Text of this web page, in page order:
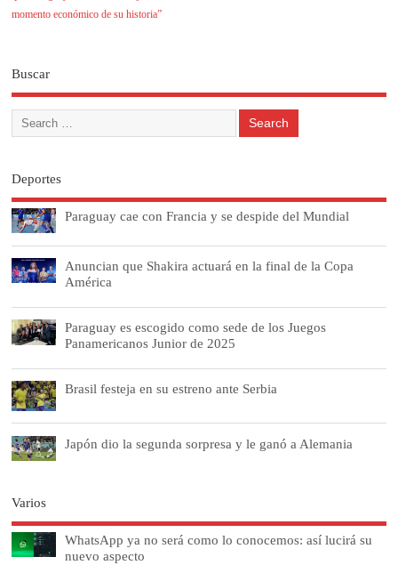
momento económico de su historia”
Buscar
Deportes
Paraguay cae con Francia y se despide del Mundial
Anuncian que Shakira actuará en la final de la Copa
América
Paraguay es escogido como sede de los Juegos
Panamericanos Junior de 2025
Brasil festeja en su estreno ante Serbia
Japón dio la segunda sorpresa y le ganó a Alemania
Varios
WhatsApp ya no será como lo conocemos: así lucirá su
nuevo aspecto